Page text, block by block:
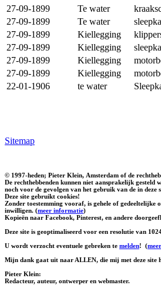
27-09-1899
Te water
27-09-1899
Te water
27-09-1899
Kiellegging
27-09-1899
Kiellegging
27-09-1899
Kiellegging
27-09-1899
Kiellegging
22-01-1906
te water
Sitemap
© 1997-heden; Pieter Klein, Amsterdam of de
De rechthebbenden kunnen niet aansprakelijk gesteld
noch voor de gevolgen van het gebruik van de in deze
Deze site gebruikt cookies!
Zonder toestemming vooraf, is gehele of
inwilligen. (meer informatie)
Kopieën naar Facebook, Pinterest, en andere
Deze site is geoptimaliseerd voor een resolutie van
U wordt verzocht eventuele gebreken te melden! (
Mijn dank gaat uit naar ALLEN, die mij met deze site
Pieter Klein:
Redacteur, auteur, ontwerper en webmaster.